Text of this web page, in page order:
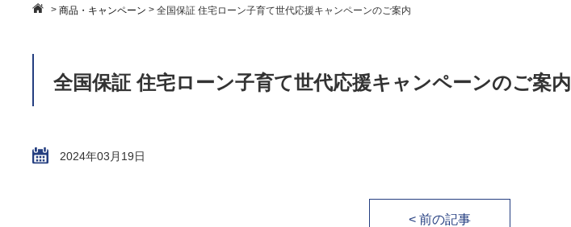
>商品・キャンペーン >全国保証 住宅ローン子育て世代応援キャンペーンのご案内
全国保証 住宅ローン子育て世代応援キャンペーンのご案内
2024年03月19日
< 前の記事